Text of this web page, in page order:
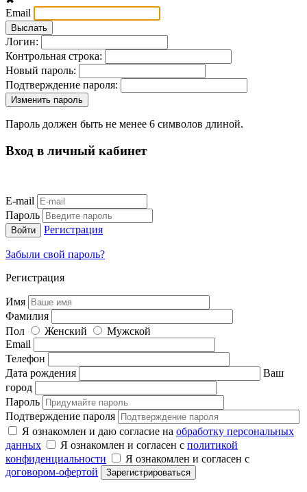
Email
Логин:
Контрольная строка:
Новый пароль:
Подтверждение пароля:
Пароль должен быть не менее 6 символов длиной.
Вход в личный кабинет
E-mail
Пароль
Регистрация
Забыли свой пароль?
Регистрация
Имя
Фамилия
Пол
Женский
Мужской
Email
Телефон
Дата рождения
Ваш
город
Пароль
Подтверждение пароля
Я ознакомлен и даю согласие на обработку персональных
данных
Я ознакомлен и согласен с политикой
конфиденциальности
Я ознакомлен и согласен с
договором-офертой